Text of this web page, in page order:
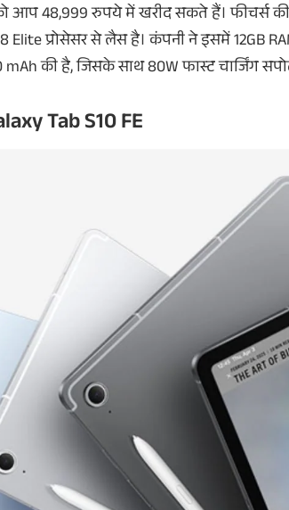
आप 48,999 रुपये में खरीद सकते हैं। फीचर्स
प्रोसेसर से लैस है। कंपनी ने इसमें 12GB
mAh की है, जिसके साथ 80W फास्ट चार्जिंग
Tab S10 FE